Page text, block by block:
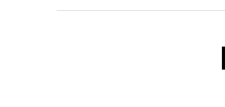
Microempresas (ME) com
Pequenas empresas (EPP)